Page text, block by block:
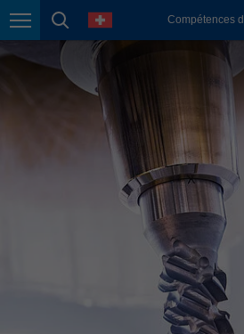
Page navigation
page search
languageCompétences
México
Nederland
nederlands
Österreich
deutsch
Polska
polski
Portugal
português
România
Română